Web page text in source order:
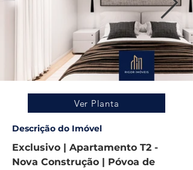
Ver Planta
Descrição do Imóvel
Exclusivo | Apartamento T2 -
Nova Construção | Póvoa de